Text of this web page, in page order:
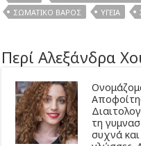
ΣΩΜΑΤΙΚΌ ΒΆΡΟΣ
ΥΓΕΊΑ
Περί Αλεξάνδρα
τη
συχνά